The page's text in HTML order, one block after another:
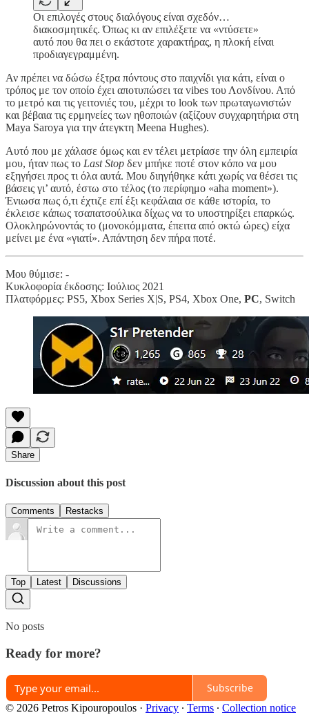
Οι επιλογές στους διαλόγους είναι σχεδόν…
διακοσμητικές. Όπως κι αν επιλέξετε να «ντύσετε»
αυτό που θα πει ο εκάστοτε χαρακτήρας, η πλοκή είναι
προδιαγεγραμμένη.
Αν πρέπει να δώσω έξτρα πόντους στο παιχνίδι για κάτι, είναι ο
τρόπος με τον οποίο έχει αποτυπώσει τα vibes του Λονδίνου. Από
το μετρό και τις γειτονιές του, μέχρι το look των πρωταγωνιστών
και βέβαια τις ερμηνείες των ηθοποιών (αξίζουν συγχαρητήρια στη
Maya Saroya για την άτεγκτη Meena Hughes).
Αυτό που με χάλασε όμως και εν τέλει μετρίασε την όλη εμπειρία
μου, ήταν πως το Last Stop δεν μπήκε ποτέ στον κόπο να μου
εξηγήσει προς τι όλα αυτά. Μου διηγήθηκε κάτι χωρίς να θέσει τις
βάσεις γι’ αυτό, έστω στο τέλος (το περίφημο «aha moment»).
Ένιωσα πως ό,τι έχτιζε επί έξι κεφάλαια σε κάθε ιστορία, το
έκλεισε κάπως τσαπατσούλικα δίχως να το υποστηρίξει επαρκώς.
Ολοκληρώνοντάς το (μονοκόμματα, έπειτα από οκτώ ώρες) είχα
μείνει με ένα «γιατί». Απάντηση δεν πήρα ποτέ.
Μου θύμισε: -
Κυκλοφορία έκδοσης: Ιούλιος 2021
Πλατφόρμες: PS5, Xbox Series X|S, PS4, Xbox One, PC, Switch
Share
Discussion about this post
Comments Restacks
Top Latest Discussions
No posts
Ready for more?
Subscribe
© 2026 Petros Kipouropoulos · Privacy ∙ Terms ∙ Collection notice